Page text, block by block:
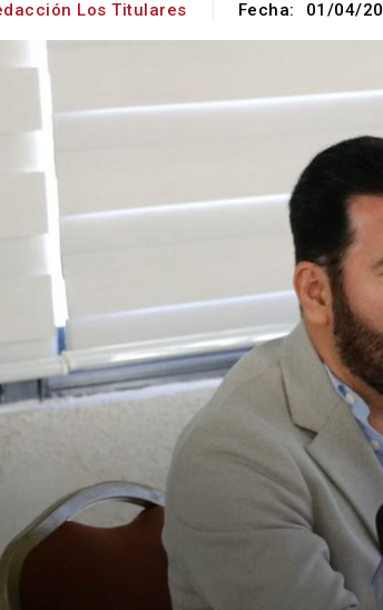
Los Titulares Fecha: 01/04/